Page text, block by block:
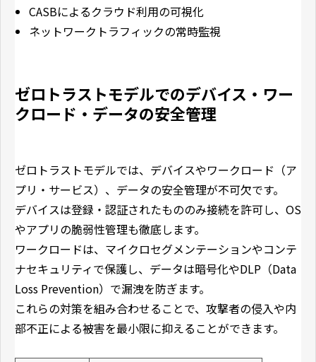
CASBによるクラウド利用の可視化
ネットワークトラフィックの常時監視
ゼロトラストモデルでのデバイス・ワー
クロード・データの安全管理
ゼロトラストモデルでは、デバイスやワークロード（ア
プリ・サービス）、データの安全管理が不可欠です。
デバイスは登録・認証されたもののみ接続を許可し、OS
やアプリの脆弱性管理も徹底します。
ワークロードは、マイクロセグメンテーションやコンテ
ナセキュリティで保護し、データは暗号化やDLP（Data
Loss Prevention）で漏洩を防ぎます。
これらの対策を組み合わせることで、攻撃者の侵入や内
部不正による被害を最小限に抑えることができます。